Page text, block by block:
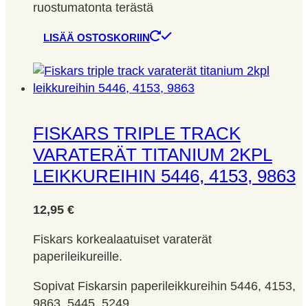
ruostumatonta terästä
LISÄÄ OSTOSKORIIN
FISKARS TRIPLE TRACK
VARATERÄT TITANIUM 2KPL
LEIKKUREIHIN 5446, 4153, 9863
12,95 €
Fiskars korkealaatuiset varaterät
paperileikureille.
Sopivat Fiskarsin paperileikkureihin 5446, 4153,